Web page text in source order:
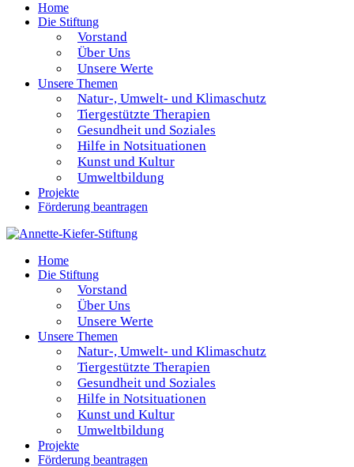
Home
Die Stiftung
Vorstand
Über Uns
Unsere Werte
Unsere Themen
Natur-, Umwelt- und Klimaschutz
Tiergestützte Therapien
Gesundheit und Soziales
Hilfe in Notsituationen
Kunst und Kultur
Umweltbildung
Projekte
Förderung beantragen
Home
Die Stiftung
Vorstand
Über Uns
Unsere Werte
Unsere Themen
Natur-, Umwelt- und Klimaschutz
Tiergestützte Therapien
Gesundheit und Soziales
Hilfe in Notsituationen
Kunst und Kultur
Umweltbildung
Projekte
Förderung beantragen